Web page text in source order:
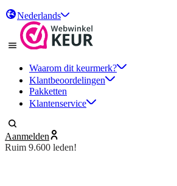
Nederlands
Waarom dit keurmerk?
Klantbeoordelingen
Pakketten
Klantenservice
Aanmelden
Ruim 9.600 leden!